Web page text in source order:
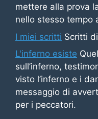
mettere alla prova
nello stesso tempo
I miei scritti Scritti
L'inferno esiste
sull’inferno,
visto l’inferno e i
messaggio di
per i peccatori.